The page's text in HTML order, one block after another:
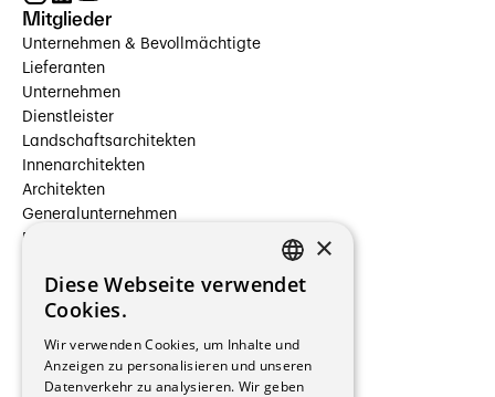
Mitglieder
Unternehmen & Bevollmächtigte
Lieferanten
Unternehmen
Dienstleister
Landschaftsarchitekten
Innenarchitekten
Architekten
Generalunternehmen
Beauftragte Unternehmen
Hersteller/Lieferanten
Bauherrschaften
Immobilienverwaltungsgesellschaften
Stockwerkeigentum
Reportagen
FRENCH
×
Diese Webseite verwendet
Cookies.
Wir verwenden Cookies, um Inhalte und
Anzeigen zu personalisieren und unseren
Datenverkehr zu analysieren. Wir geben